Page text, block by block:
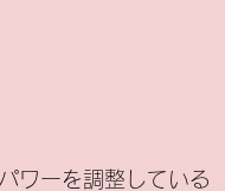
ワーを調整している